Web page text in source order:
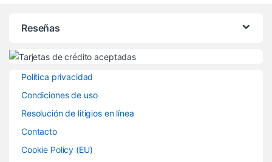
Reseñas
Política privacidad
Condiciones de uso
Resolución de litigios en línea
Contacto
Cookie Policy (EU)